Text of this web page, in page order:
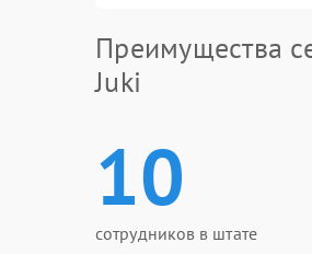
Преимущества
Juki
10
сотрудников в штате